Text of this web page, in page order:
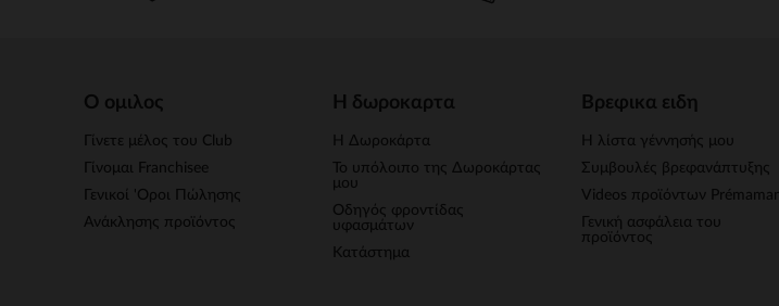
Ο ομιλος
Γίνετε μέλος του Club
Γίνομαι Franchisee
Γενικοί 'Οροι Πώλησης
Ανάκλησης προϊόντος
Η δωροκαρτα
Η Δωροκάρτα
Το υπόλοιπο της Δωροκάρτας
μου
Οδηγός φροντίδας
υφασμάτων
Κατάστημα
Βρεφικα ειδη
Η λίστα γέννησής μου
Συμβουλές βρεφανάπτυξης
Videos προϊόντων
Γενική ασφάλεια του
προϊόντος